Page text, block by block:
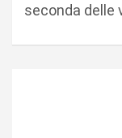
seconda delle